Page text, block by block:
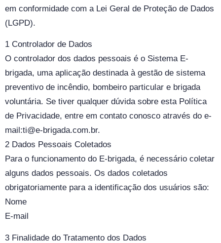
em conformidade com a Lei Geral de Proteção de Dados
(LGPD).
1 Controlador de Dados
O controlador dos dados pessoais é o Sistema E-
brigada, uma aplicação destinada à gestão de sistema
preventivo de incêndio, bombeiro particular e brigada
voluntária. Se tiver qualquer dúvida sobre esta Política
de Privacidade, entre em contato conosco através do e-
mail:ti@e-brigada.com.br.
2 Dados Pessoais Coletados
Para o funcionamento do E-brigada, é necessário coletar
alguns dados pessoais. Os dados coletados
obrigatoriamente para a identificação dos usuários são:
Nome
E-mail
3 Finalidade do Tratamento dos Dados